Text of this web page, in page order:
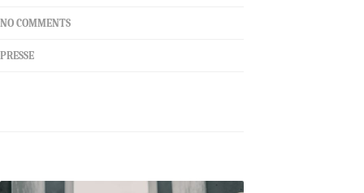
NO COMMENTS
PRESSE